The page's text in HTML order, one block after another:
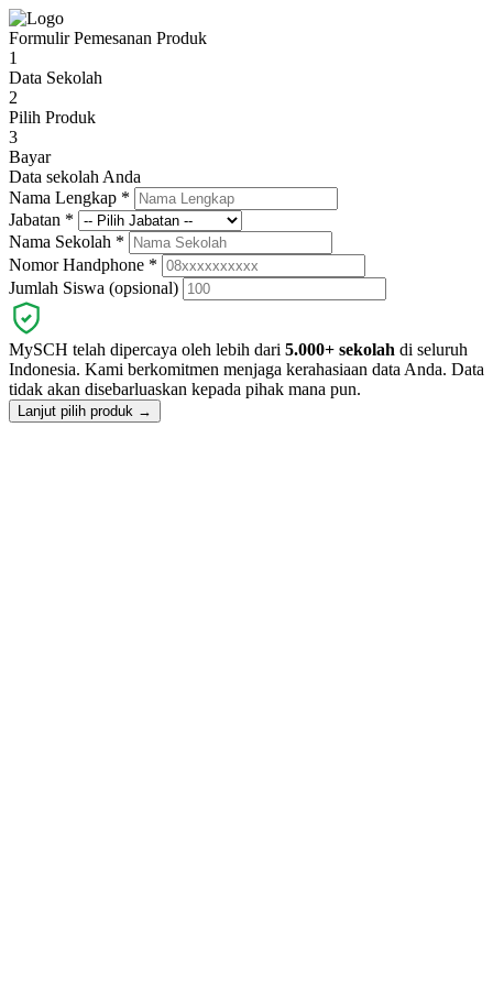
Formulir Pemesanan Produk
1
Data Sekolah
2
Pilih Produk
3
Bayar
Data sekolah Anda
Nama Lengkap *
Jabatan *
Nama Sekolah *
Nomor Handphone *
Jumlah Siswa (opsional)
MySCH telah dipercaya oleh lebih dari 5.000+ sekolah di seluruh
Indonesia. Kami berkomitmen menjaga kerahasiaan data Anda. Data
tidak akan disebarluaskan kepada pihak mana pun.
Lanjut pilih produk →